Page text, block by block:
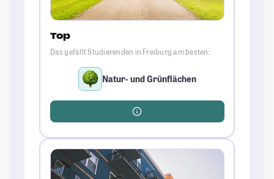
Top
Das gefällt Studierenden in Freiburg am besten:
Natur- und Grünflächen